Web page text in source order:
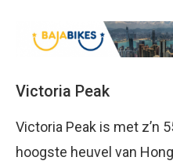
Victoria Peak
Victoria Peak is met z’n
hoogste heuvel van